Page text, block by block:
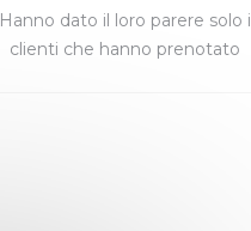
Hanno dato il loro parere solo i
clienti che hanno prenotato